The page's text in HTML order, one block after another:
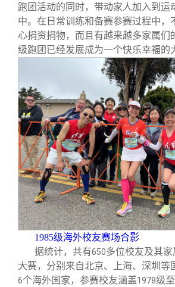
跑团活动的同时，带动家人加入到运
中。在日常训练和备赛参赛过程中，
心捐资捐物，而且有越来越多家属们
级跑团已经发展成为一个快乐幸福的
1985级海外校友赛场合影
据统计，共有650多位校友及其
大赛，分别来自北京、上海、深圳等
6个海外国家，参赛校友涵盖1978级至